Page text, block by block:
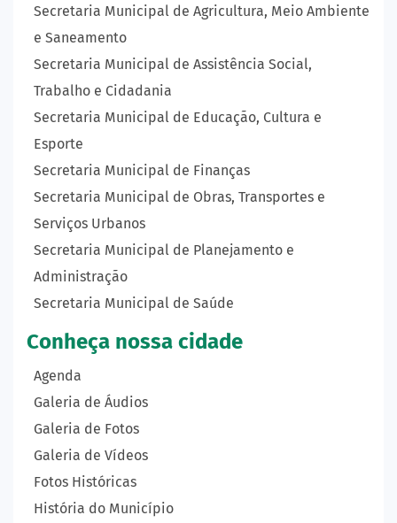
Secretaria Municipal de Agricultura, Meio Ambiente
e Saneamento
Secretaria Municipal de Assistência Social,
Trabalho e Cidadania
Secretaria Municipal de Educação, Cultura e
Esporte
Secretaria Municipal de Finanças
Secretaria Municipal de Obras, Transportes e
Serviços Urbanos
Secretaria Municipal de Planejamento e
Administração
Secretaria Municipal de Saúde
Conheça nossa cidade
Agenda
Galeria de Áudios
Galeria de Fotos
Galeria de Vídeos
Fotos Históricas
História do Município